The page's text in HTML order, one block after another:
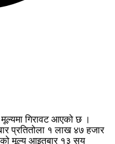
गिरावट आएको छ ।
प्रतितोला १ लाख ४७ हजार
मूल्य आइतबार १३ सय